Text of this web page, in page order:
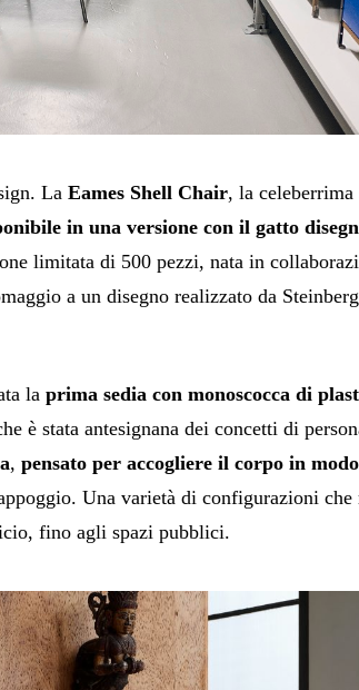
La Eames Shell Chair, la celeberrima
in una versione con il gatto
limitata di 500 pezzi, nata in
a un disegno realizzato da
la prima sedia con monoscocca di
è stata antesignana dei concetti di
, pensato per accogliere il corpo in
Una varietà di configurazioni che
fino agli spazi pubblici.